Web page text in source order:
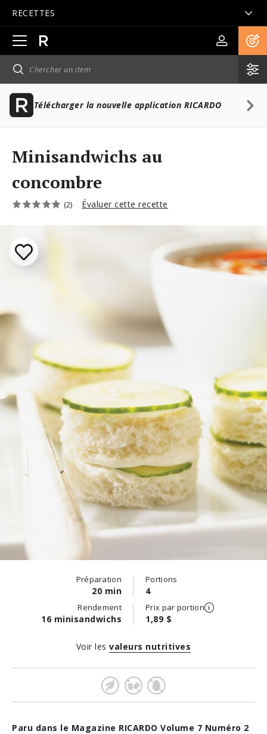
RECETTES
Ouvrir
la
navigation
principale
Télécharger la nouvelle application RICARDO
Minisandwichs au
concombre
(2) Évaluer cette recette
Préparation
20 min
Portions
4
Rendement
16 minisandwichs
Prix par portion
1,89 $
Paru dans le Magazine RICARDO Volume 7 Numéro 2
Voir les valeurs nutritives